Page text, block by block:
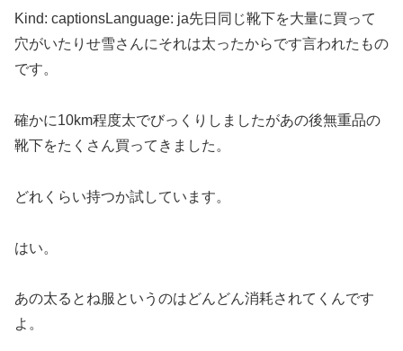
Kind: captionsLanguage: ja先日同じ靴下を大量に買って
穴がいたりせ雪さんにそれは太ったからです言われたもの
です。
確かに10km程度太でびっくりしましたがあの後無重品の
靴下をたくさん買ってきました。
どれくらい持つか試しています。
はい。
あの太るとね服というのはどんどん消耗されてくんです
よ。